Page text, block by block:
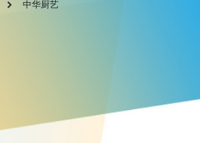
中华厨艺